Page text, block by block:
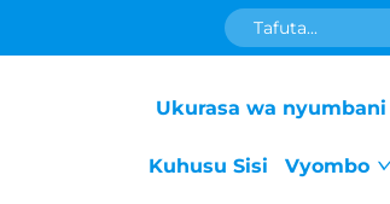
Ukurasa wa nyumbani
Kuhusu Sisi Vyombo